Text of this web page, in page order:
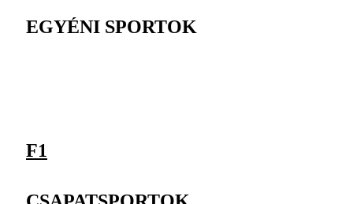
EGYÉNI SPORTOK
F1